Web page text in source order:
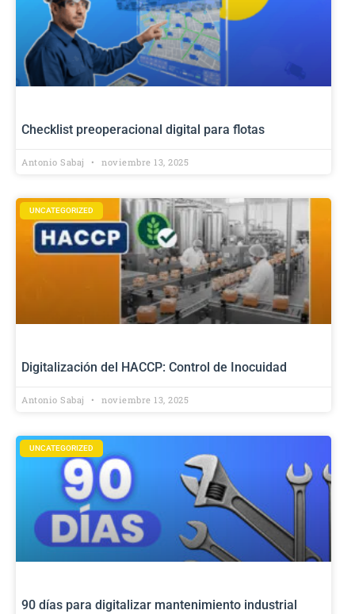
Checklist preoperacional digital para flotas
Antonio Sabaj noviembre 13, 2025
UNCATEGORIZED
Digitalización del HACCP: Control de Inocuidad
Antonio Sabaj noviembre 13, 2025
UNCATEGORIZED
90 días para digitalizar mantenimiento industrial